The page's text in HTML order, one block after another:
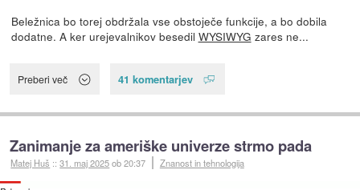
Beležnica bo torej obdržala vse obstoječe funkcije, a bo dobila
dodatne. A ker urejevalnikov besedil WYSIWYG zares ne...
Preberi več 41 komentarjev
Zanimanje za ameriške univerze strmo pada
Matej Huš ::31. maj 2025ob 20:37 Znanost in tehnologija